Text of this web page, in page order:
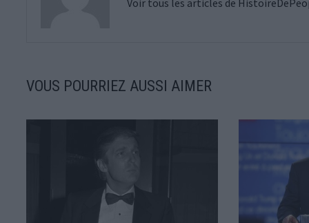
VOUS POURRIEZ AUSSI AIMER